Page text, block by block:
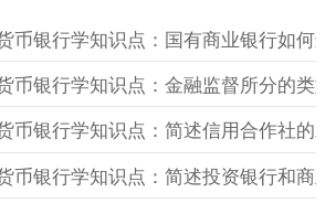
币银行学知识点：国有商业银行如何
币银行学知识点：金融监督所分的类型
币银行学知识点：简述信用合作社的
币银行学知识点：简述投资银行和商